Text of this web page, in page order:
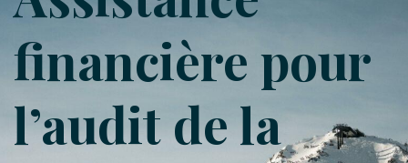
financière pour
l’audit de la